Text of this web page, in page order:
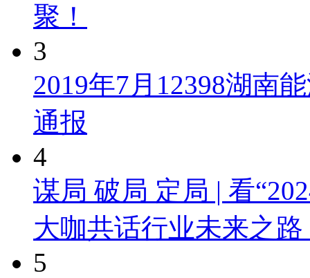
聚！
3
2019年7月12398湖南
通报
4
谋局 破局 定局 | 看
大咖共话行业未来之路
5